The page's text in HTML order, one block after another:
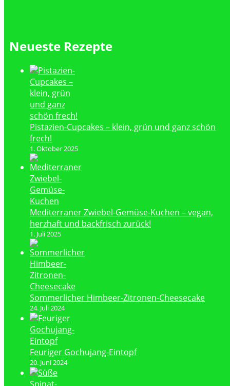
Neueste Rezepte
Pistazien-Cupcakes – klein, grün und ganz schön
frech!
1. Oktober 2025
Mediterraner Zwiebel-Gemüse-Kuchen – vegan,
herzhaft und backfrisch zurück!
1. Juli 2025
Sommerlicher Himbeer-Zitronen-Cheesecake
24. Juli 2024
Feuriger Gochujang-Eintopf
20. Juni 2024